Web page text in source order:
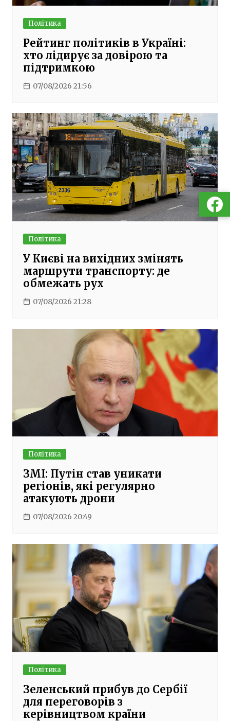
Політика
Рейтинг політиків в Україні:
хто лідирує за довірою та
підтримкою
07/08/2026 21:56
Політика
У Києві на вихідних змінять
маршрути транспорту: де
обмежать рух
07/08/2026 21:28
Політика
ЗМІ: Путін став уникати
регіонів, які регулярно
атакують дрони
07/08/2026 20:49
Політика
Зеленський прибув до Сербії
для переговорів з
керівництвом країни